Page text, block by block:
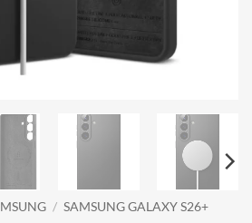
/ SAMSUNG GALAXY S26+